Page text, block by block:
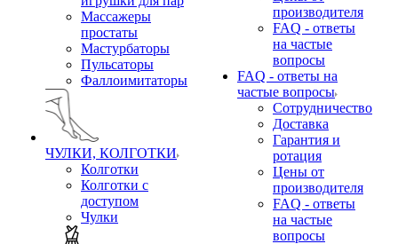
Массажеры
простаты
Мастурбаторы
Пульсаторы
Фаллоимитаторы
ЧУЛКИ, КОЛГОТКИ
Колготки
Колготки с
доступом
Чулки
производителя
FAQ - ответы
на частые
вопросы
FAQ - ответы на
частые вопросы
Сотрудничество
Доставка
Гарантия и
ротация
Цены от
производителя
FAQ - ответы
на частые
вопросы